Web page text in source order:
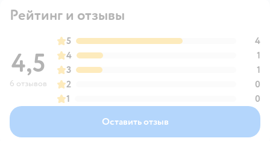
Рейтинг и отзывы
4,5
6 отзывов
5
4
4
1
3
1
2
0
1
0
Оставить отзыв